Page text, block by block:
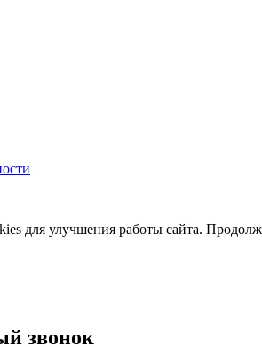
для улучшения работы сайта.
звонок